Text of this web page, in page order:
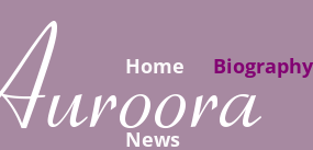
Home Biography
News